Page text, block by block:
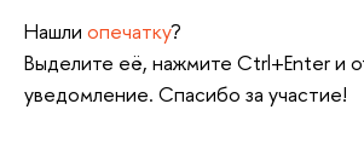
Нашли опечатку?
Выделите её, нажмите Ctrl+Enter и
уведомление. Спасибо за участие!